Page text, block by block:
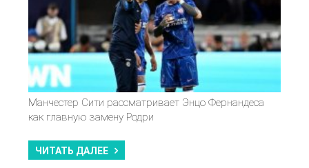
Манчестер Сити рассматривает Энцо Фернандеса
как главную замену Родри
ЧИТАТЬ ДАЛЕЕ